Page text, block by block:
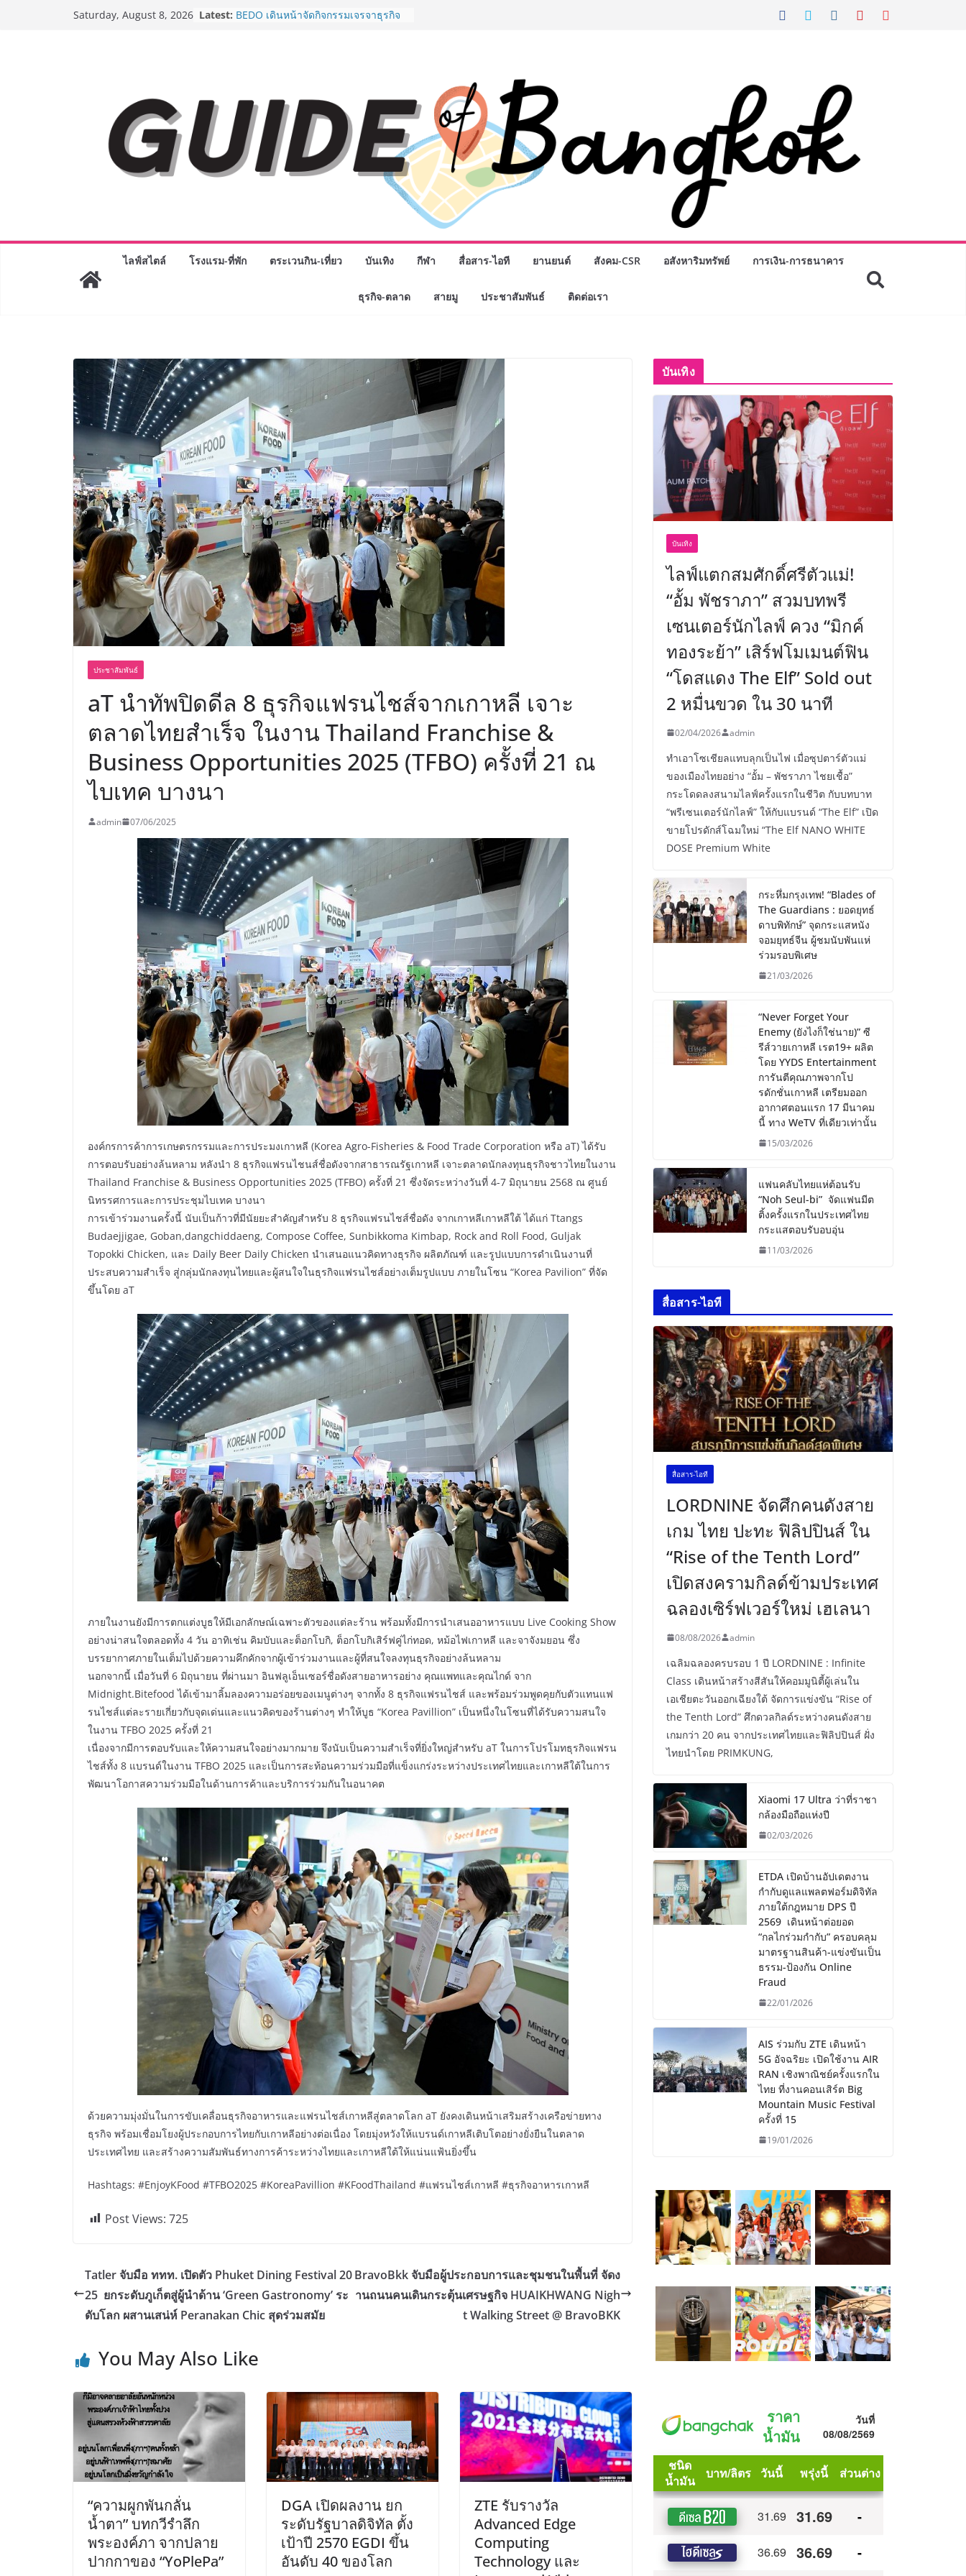
Saturday, August 8, 2026 Latest: AirAsia X SEE FAH พันธมิตรทางธุรกิจ
ระดับผลิตภัณฑ์ท้องถิ่นสู่ตลาดเชิง
พาณิชย์อย่างยั่งยืน
LORDNINE จัดศึกคนดังสายเกม ไทย
ปะทะ ฟิลิปปินส์ ใน “Rise of the Tenth
Lord” เปิดสงครามกิลด์ข้ามประเทศ
ฉลองเซิร์ฟเวอร์ใหม่ เฮเลนา
Guangzhou Yinghao School เผยวิสัย
ทัศน์การศึกษาที่พร้อมรับอนาคต “เราไม่
เขาให้พร้อมเป็นผู้กำหนดอนาคต”
8.8 “ซูเลียน” รวมพลังนักธุรกิจทั่ว
พร้อมฟรีคอนเสิร์ต “โชค รถแห่” ยกวง
ไลฟ์สไตล์ โรงแรม-ที่พัก ตระเวนกิน-เที่ยว บันเทิง กีฬา สื่อสาร-ไอที ยานยนต์ สังคม-CSR อสังหาริมทรัพย์ การเงิน-การธนาคาร
ธุรกิจ-ตลาด สายมู ประชาสัมพันธ์ ติดต่อเรา
ประชาสัมพันธ์
aT นำทัพปิดดีล 8 ธุรกิจแฟรนไชส์จากเกาหลี เจาะ
ตลาดไทยสำเร็จ ในงาน Thailand Franchise &
Business Opportunities 2025 (TFBO) ครั้งที่ 21 ณ
ไบเทค บางนา
admin 07/06/2025
องค์กรการค้าการเกษตรกรรมและการประมงเกาหลี (Korea Agro-Fisheries & Food Trade Corporation หรือ aT) ได้รับ
การตอบรับอย่างล้นหลาม หลังนำ 8 ธุรกิจแฟรนไชนส์ชื่อดังจากสาธารณรัฐเกาหลี เจาะตลาดนักลงทุนธุรกิจชาวไทยในงาน
Thailand Franchise & Business Opportunities 2025 (TFBO) ครั้งที่ 21 ซึ่งจัดระหว่างวันที่ 4-7 มิถุนายน 2568 ณ ศูนย์
นิทรรศการและการประชุมไบเทค บางนา
การเข้าร่วมงานครั้งนี้ นับเป็นก้าวที่มีนัยยะสำคัญสำหรับ 8 ธุรกิจแฟรนไชส์ชื่อดัง จากเกาหลีเกาหลีใต้ ได้แก่ Ttangs
Budaejjigae, Goban,dangchiddaeng, Compose Coffee, Sunbikkoma Kimbap, Rock and Roll Food, Guljak
Topokki Chicken, และ Daily Beer Daily Chicken นำเสนอแนวคิดทางธุรกิจ ผลิตภัณฑ์ และรูปแบบการดำเนินงานที่
ประสบความสำเร็จ สู่กลุ่มนักลงทุนไทยและผู้สนใจในธุรกิจแฟรนไชส์อย่างเต็มรูปแบบ ภายในโซน “Korea Pavilion” ที่จัด
ขึ้นโดย aT
ภายในงานยังมีการตกแต่งบูธให้มีเอกลักษณ์เฉพาะตัวของแต่ละร้าน พร้อมทั้งมีการนำเสนออาหารแบบ Live Cooking Show
อย่างน่าสนใจตลอดทั้ง 4 วัน อาทิเช่น คิมบับและต็อกโบกิ, ต็อกโบกิเสิร์ฟคู่ไก่ทอด, หม้อไฟเกาหลี และจาจังมยอน ซึ่ง
บรรยากาศภายในเต็มไปด้วยความคึกคักจากผู้เข้าร่วมงานและผู้ที่สนใจลงทุนธุรกิจอย่างล้นหลาม
นอกจากนี้ เมื่อวันที่ 6 มิถุนายน ที่ผ่านมา อินฟลูเอ็นเซอร์ชื่อดังสายอาหารอย่าง คุณแพทและคุณไกด์ จาก
Midnight.Bitefood ได้เข้ามาลิ้มลองความอร่อยของเมนูต่างๆ จากทั้ง 8 ธุรกิจแฟรนไชส์ และพร้อมร่วมพูดคุยกับตัวแทนแฟ
รนไชส์แต่ละรายเกี่ยวกับจุดเด่นและแนวคิดของร้านต่างๆ ทำให้บูธ “Korea Pavillion” เป็นหนึ่งในโซนที่ได้รับความสนใจ
ในงาน TFBO 2025 ครั้งที่ 21
เนื่องจากมีการตอบรับและให้ความสนใจอย่างมากมาย จึงนับเป็นความสำเร็จที่ยิ่งใหญ่สำหรับ aT ในการโปรโมทธุรกิจแฟรน
ไชส์ทั้ง 8 แบรนด์ในงาน TFBO 2025 และเป็นการสะท้อนความร่วมมือที่แข็งแกร่งระหว่างประเทศไทยและเกาหลีใต้ในการ
พัฒนาโอกาสความร่วมมือในด้านการค้าและบริการร่วมกันในอนาคต
ด้วยความมุ่งมั่นในการขับเคลื่อนธุรกิจอาหารและแฟรนไชส์เกาหลีสู่ตลาดโลก aT ยังคงเดินหน้าเสริมสร้างเครือข่ายทาง
ธุรกิจ พร้อมเชื่อมโยงผู้ประกอบการไทยกับเกาหลีอย่างต่อเนื่อง โดยมุ่งหวังให้แบรนด์เกาหลีเติบโตอย่างยั่งยืนในตลาด
ประเทศไทย และสร้างความสัมพันธ์ทางการค้าระหว่างไทยและเกาหลีใต้ให้แน่นแฟ้นยิ่งขึ้น
Hashtags: #EnjoyKFood #TFBO2025 #KoreaPavillion #KFoodThailand #แฟรนไชส์เกาหลี #ธุรกิจอาหารเกาหลี
Post Views: 725
Tatler จับมือ ททท. เปิดตัว Phuket Dining Festival 20
25 ยกระดับภูเก็ตสู่ผู้นำด้าน ‘Green Gastronomy’ ระ
ดับโลก ผสานเสน่ห์ Peranakan Chic สุดร่วมสมัย
BravoBkk จับมือผู้ประกอบการและชุมชนในพื้นที่ จัดง
านถนนคนเดินกระตุ้นเศรษฐกิจ HUAIKHWANG Nigh
t Walking Street @ BravoBKK
You May Also Like
“ความผูกพันกลั่น
น้ำตา” บทกวีรำลึก
พระองค์ภา จากปลาย
ปากกาของ “YoPlePa”
DGA เปิดผลงาน ยก
ระดับรัฐบาลดิจิทัล ตั้ง
เป้าปี 2570 EGDI ขึ้น
อันดับ 40 ของโลก
ZTE รับรางวัล
Advanced Edge
Computing
Technology และ
บันเทิง
บันเทิง
ไลฟ์แตกสมศักดิ์ศรีตัวแม่!
“อั้ม พัชราภา” สวมบทพรี
เซนเตอร์นักไลฟ์ ควง “มิกค์
ทองระย้า” เสิร์ฟโมเมนต์ฟิน
“โดสแดง The Elf” Sold out
2 หมื่นขวด ใน 30 นาที
02/04/2026 admin
ทำเอาโซเชียลแทบลุกเป็นไฟ เมื่อซุปตาร์ตัวแม่
ของเมืองไทยอย่าง “อั้ม – พัชราภา ไชยเชื้อ”
กระโดดลงสนามไลฟ์ครั้งแรกในชีวิต กับบทบาท
“พรีเซนเตอร์นักไลฟ์” ให้กับแบรนด์ “The Elf” เปิด
ขายโปรดักส์โฉมใหม่ “The Elf NANO WHITE
DOSE Premium White
กระหึ่มกรุงเทพ! “Blades of
The Guardians : ยอดยุทธ์
ดาบพิทักษ์” จุดกระแสหนัง
จอมยุทธ์จีน ผู้ชมนับพันแห่
ร่วมรอบพิเศษ
21/03/2026
“Never Forget Your
Enemy (ยังไงก็ใช่นาย)” ซี
รีส์วายเกาหลี เรต19+ ผลิต
โดย YYDS Entertainment
การันตีคุณภาพจากโป
รดักชั่นเกาหลี เตรียมออก
อากาศตอนแรก 17 มีนาคม
นี้ ทาง WeTV ที่เดียวเท่านั้น
15/03/2026
แฟนคลับไทยแห่ต้อนรับ
“Noh Seul-bi” จัดแฟนมีต
ติ้งครั้งแรกในประเทศไทย
กระแสตอบรับอบอุ่น
11/03/2026
สื่อสาร-ไอที
สื่อสาร-ไอที
LORDNINE จัดศึกคนดังสาย
เกม ไทย ปะทะ ฟิลิปปินส์ ใน
“Rise of the Tenth Lord”
เปิดสงครามกิลด์ข้ามประเทศ
ฉลองเซิร์ฟเวอร์ใหม่ เฮเลนา
08/08/2026 admin
เฉลิมฉลองครบรอบ 1 ปี LORDNINE : Infinite
Class เดินหน้าสร้างสีสันให้คอมมูนิตี้ผู้เล่นใน
เอเชียตะวันออกเฉียงใต้ จัดการแข่งขัน “Rise of
the Tenth Lord” ศึกดวลกิลด์ระหว่างคนดังสาย
เกมกว่า 20 คน จากประเทศไทยและฟิลิปปินส์ ฝั่ง
ไทยนำโดย PRIMKUNG,
Xiaomi 17 Ultra ว่าที่ราชา
กล้องมือถือแห่งปี
02/03/2026
ETDA เปิดบ้านอัปเดตงาน
กำกับดูแลแพลตฟอร์มดิจิทัล
ภายใต้กฎหมาย DPS ปี
2569 เดินหน้าต่อยอด
“กลไกร่วมกำกับ” ครอบคลุม
มาตรฐานสินค้า-แข่งขันเป็น
ธรรม-ป้องกัน Online
Fraud
22/01/2026
AIS ร่วมกับ ZTE เดินหน้า
5G อัจฉริยะ เปิดใช้งาน AIR
RAN เชิงพาณิชย์ครั้งแรกใน
ไทย ที่งานคอนเสิร์ต Big
Mountain Music Festival
ครั้งที่ 15
19/01/2026